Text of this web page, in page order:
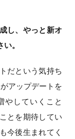
し、やっと新オ
。
だという気持ち
アップデートを
やしていくこと
とを期待してい
今後生まれてく